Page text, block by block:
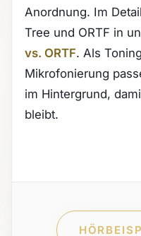
Anordnung. Im
Tree und ORTF in
vs. ORTF. Als
Mikrofonierung
im Hintergrund,
bleibt.